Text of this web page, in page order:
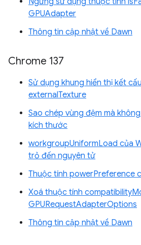
GPUAdapter
Thông tin cập nhật về Dawn
Chrome 137
Sử dụng khung hiển thị kết
externalTexture
Sao chép vùng đệm mà
kích thước
workgroupUniformLoad của
trỏ đến nguyên tử
Thuộc tính powerPreference
Xoá thuộc tính
GPURequestAdapterOptions
Thông tin cập nhật về Dawn